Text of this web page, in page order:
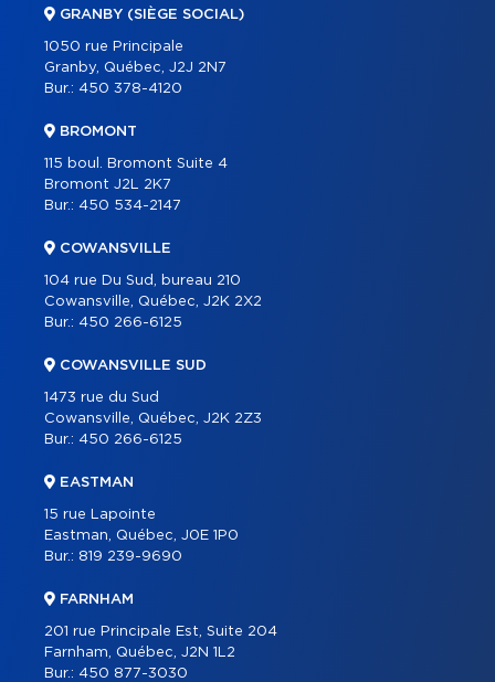
À PROPOS
PARTENAIRES
BLOGUE
CONTACT
GRANBY (SIÈGE SOCIAL)
1050 rue Principale
Granby, Québec, J2J 2N7
Bur.: 450 378-4120
BROMONT
115 boul. Bromont Suite 4
Bromont J2L 2K7
Bur.: 450 534-2147
COWANSVILLE
104 rue Du Sud, bureau 210
Cowansville, Québec, J2K 2X2
Bur.: 450 266-6125
COWANSVILLE SUD
1473 rue du Sud
Cowansville, Québec, J2K 2Z3
Bur.: 450 266-6125
EASTMAN
15 rue Lapointe
Eastman, Québec, J0E 1P0
Bur.: 819 239-9690
FARNHAM
201 rue Principale Est, Suite 204
Farnham, Québec, J2N 1L2
Bur.: 450 877-3030